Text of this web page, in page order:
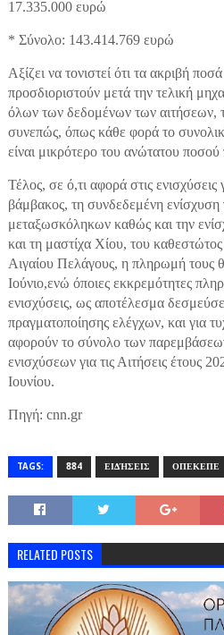
17.335.000 ευρώ
* Σύνολο: 143.414.769 ευρώ
Αξίζει να τονιστεί ότι τα ακριβή
προσδιοριστούν μετά την τελική
όλων των δεδομένων των αιτήσεων,
συνεπώς, όπως κάθε φορά το
είναι μικρότερο του ανώτατου
Τέλος, σε ό,τι αφορά στις ενισχύσεις
βάμβακος, τη συνδεδεμένη ενίσχυση
μεταξωσκόληκων καθώς και την
και τη μαστίχα Χίου, του
Αιγαίου Πελάγους, η πληρωμή τους
Ιούνιο,ενώ όποιες εκκρεμότητες
ενισχύσεις, ως αποτέλεσμα
πραγματοποίησης ελέγχων, και για
αφορούν το σύνολο των
ενισχύσεων για τις Αιτήσεις έτους
Ιουνίου.
Πηγή: cnn.gr
TAGS: 884 ΕΙΔΉΣΕΙΣ ΟΠΕΚΕΠΕ
RELATED POSTS